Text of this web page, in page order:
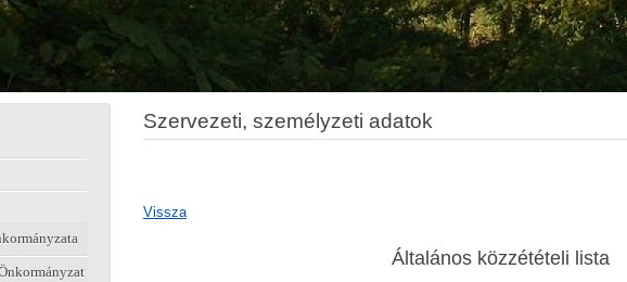
Szervezeti, személyzeti adatok
Vissza
Általános közzétételi lista